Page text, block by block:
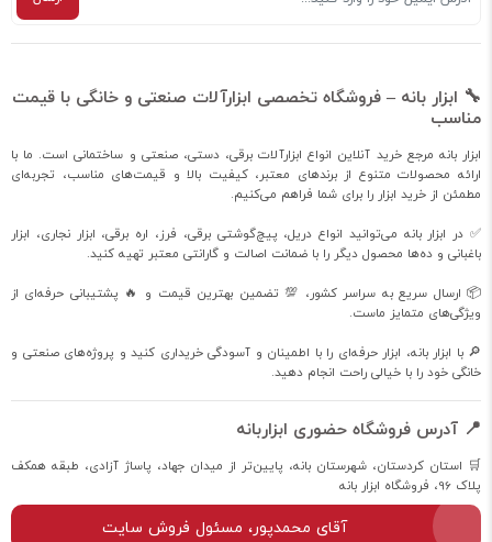
🔧 ابزار بانه – فروشگاه تخصصی ابزارآلات صنعتی و خانگی با قیمت
مناسب
ابزار بانه مرجع خرید آنلاین انواع ابزارآلات برقی، دستی، صنعتی و ساختمانی است. ما با
ارائه محصولات متنوع از برندهای معتبر، کیفیت بالا و قیمت‌های مناسب، تجربه‌ای
مطمئن از خرید ابزار را برای شما فراهم می‌کنیم.
✅ در ابزار بانه می‌توانید انواع دریل، پیچ‌گوشتی برقی، فرز، اره برقی، ابزار نجاری، ابزار
باغبانی و ده‌ها محصول دیگر را با ضمانت اصالت و گارانتی معتبر تهیه کنید.
📦 ارسال سریع به سراسر کشور، 💯 تضمین بهترین قیمت و 🔥 پشتیبانی حرفه‌ای از
ویژگی‌های متمایز ماست.
🔎 با ابزار بانه، ابزار حرفه‌ای را با اطمینان و آسودگی خریداری کنید و پروژه‌های صنعتی و
خانگی خود را با خیالی راحت انجام دهید.
📍 آدرس فروشگاه حضوری ابزاربانه
🛒 استان کردستان، شهرستان بانه، پایین‌تر از میدان جهاد، پاساژ آزادی، طبقه همکف
پلاک 96، فروشگاه ابزار بانه
آقای محمدپور، مسئول فروش سایت